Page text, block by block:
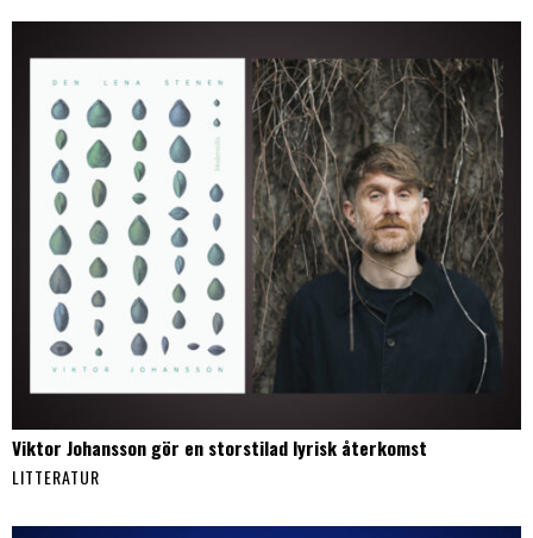
Viktor Johansson gör en storstilad lyrisk återkomst
LITTERATUR